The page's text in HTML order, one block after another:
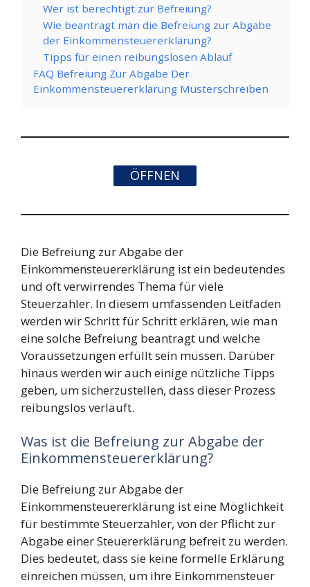
Wer ist berechtigt zur Befreiung?
Wie beantragt man die Befreiung zur Abgabe
der Einkommensteuererklärung?
Tipps für einen reibungslosen Ablauf
FAQ Befreiung Zur Abgabe Der
Einkommensteuererklärung Musterschreiben
ÖFFNEN
Die Befreiung zur Abgabe der
Einkommensteuererklärung ist ein bedeutendes
und oft verwirrendes Thema für viele
Steuerzahler. In diesem umfassenden Leitfaden
werden wir Schritt für Schritt erklären, wie man
eine solche Befreiung beantragt und welche
Voraussetzungen erfüllt sein müssen. Darüber
hinaus werden wir auch einige nützliche Tipps
geben, um sicherzustellen, dass dieser Prozess
reibungslos verläuft.
Was ist die Befreiung zur Abgabe der
Einkommensteuererklärung?
Die Befreiung zur Abgabe der
Einkommensteuererklärung ist eine Möglichkeit
für bestimmte Steuerzahler, von der Pflicht zur
Abgabe einer Steuererklärung befreit zu werden.
Dies bedeutet, dass sie keine formelle Erklärung
einreichen müssen, um ihre Einkommensteuer